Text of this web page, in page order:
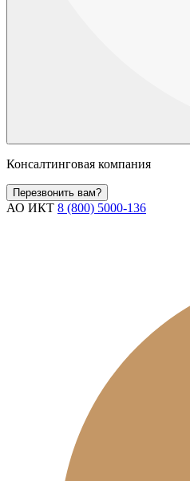
Консалтинговая компания
Перезвонить вам?
АО ИКТ 8 (800) 5000-136